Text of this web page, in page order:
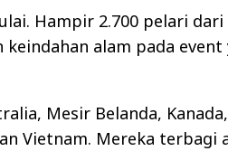
Hampir 2.700 pelari
alam pada event
Mesir Belanda, Kanada,
Vietnam. Mereka terbagi